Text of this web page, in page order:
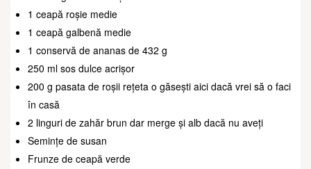
1 ceapă roșie medie
1 ceapă galbenă medie
1 conservă de ananas de 432 g
250 ml sos dulce acrișor
200 g pasata de roșii rețeta o găsești aici dacă vrei să o faci
în casă
2 linguri de zahăr brun dar merge și alb dacă nu aveți
Semințe de susan
Frunze de ceapă verde